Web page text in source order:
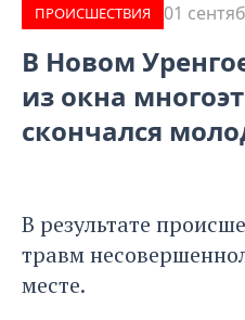
ПРОИCШЕСТВИЯ 01
В Новом
из окна
скончался
В результате
травм
месте.